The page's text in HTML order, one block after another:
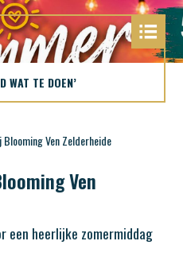
WAT TE DOEN’
Ven Zelderheide
Ven
een heerlijke zomermiddag